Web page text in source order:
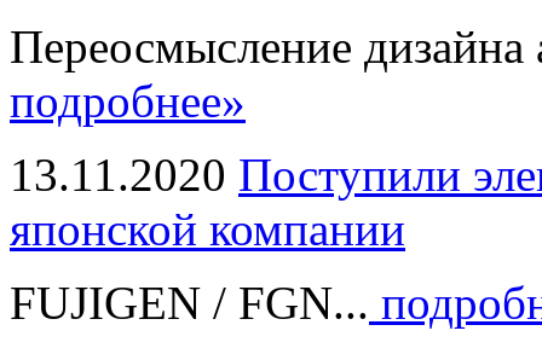
Переосмысление дизайна
подробнее»
13.11.2020 Поступили
японской компании
FUJIGEN / FGN...